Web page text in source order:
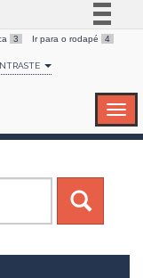
Simplifique!
Comunica BR
Canais
3 Ir para o rodapé 4